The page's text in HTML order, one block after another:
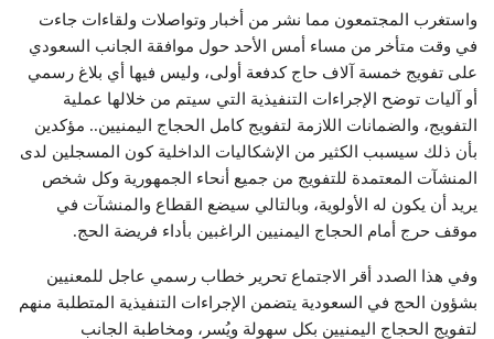
واستغرب المجتمعون مما نشر من أخبار وتواصلات ولقاءات جاءت
في وقت متأخر من مساء أمس الأحد حول موافقة الجانب السعودي
على تفويج خمسة آلاف حاج كدفعة أولى، وليس فيها أي بلاغ رسمي
أو آليات توضح الإجراءات التنفيذية التي سيتم من خلالها عملية
التفويج، والضمانات اللازمة لتفويج كامل الحجاج اليمنيين.. مؤكدين
بأن ذلك سيسبب الكثير من الإشكاليات الداخلية كون المسجلين لدى
المنشآت المعتمدة للتفويج من جميع أنحاء الجمهورية وكل شخص
يريد أن يكون له الأولوية، وبالتالي سيضع القطاع والمنشآت في
موقف حرج أمام الحجاج اليمنيين الراغبين بأداء فريضة الحج.
وفي هذا الصدد أقر الاجتماع تحرير خطاب رسمي عاجل للمعنيين
بشؤون الحج في السعودية يتضمن الإجراءات التنفيذية المتطلبة منهم
لتفويج الحجاج اليمنيين بكل سهولة ويُسر، ومخاطبة الجانب